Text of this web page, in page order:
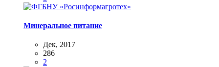
Минеральное питание
Дек, 2017
286
2